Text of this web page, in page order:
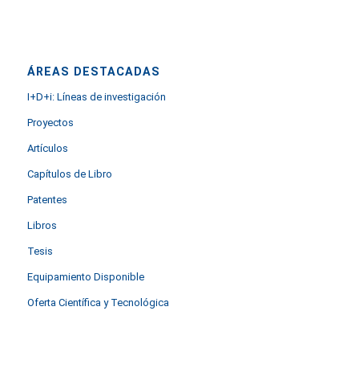
ÁREAS DESTACADAS
I+D+i: Líneas de investigación
Proyectos
Artículos
Capítulos de Libro
Patentes
Libros
Tesis
Equipamiento Disponible
Oferta Científica y Tecnológica